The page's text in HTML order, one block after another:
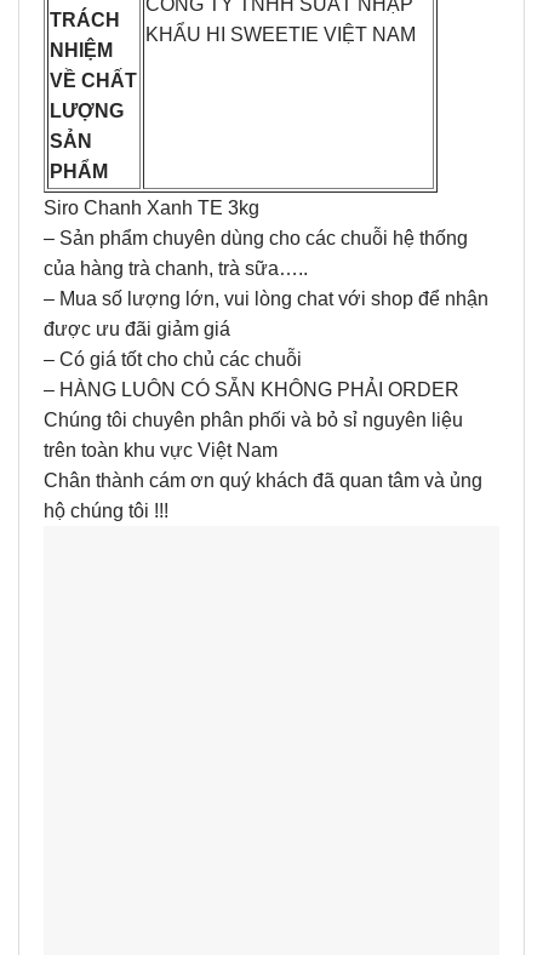
TRÁCH
NHIỆM
VỀ CHẤT
LƯỢNG
SẢN
PHẨM
CÔNG TY TNHH SUẤT NHẬP
KHẨU HI SWEETIE VIỆT NAM
Siro Chanh Xanh TE 3kg
– Sản phẩm chuyên dùng cho các chuỗi hệ thống
của hàng trà chanh, trà sữa…..
– Mua số lượng lớn, vui lòng chat với shop để nhận
được ưu đãi giảm giá
– Có giá tốt cho chủ các chuỗi
– HÀNG LUÔN CÓ SẴN KHÔNG PHẢI ORDER
Chúng tôi chuyên phân phối và bỏ sỉ nguyên liệu
trên toàn khu vực Việt Nam
Chân thành cám ơn quý khách đã quan tâm và ủng
hộ chúng tôi !!!